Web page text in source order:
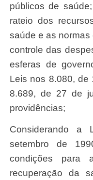
públicos de
rateio dos
saúde e as
controle das
esferas de
Leis nos 8.080, de
8.689, de 27 de
providências;
Considerando a Lei nº 8.080, de 19 de
setembro de
condições para
recuperação da